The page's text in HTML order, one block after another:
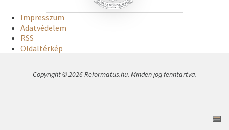
Impresszum
Adatvédelem
RSS
Oldaltérkép
Copyright © 2026 Reformatus.hu. Minden jog fenntartva.